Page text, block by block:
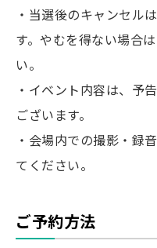
・当選後のキャンセル
す。やむを得ない場合
い。
・イベント内容は、予
ございます。
・会場内での撮影・録
てください。
ご予約方法